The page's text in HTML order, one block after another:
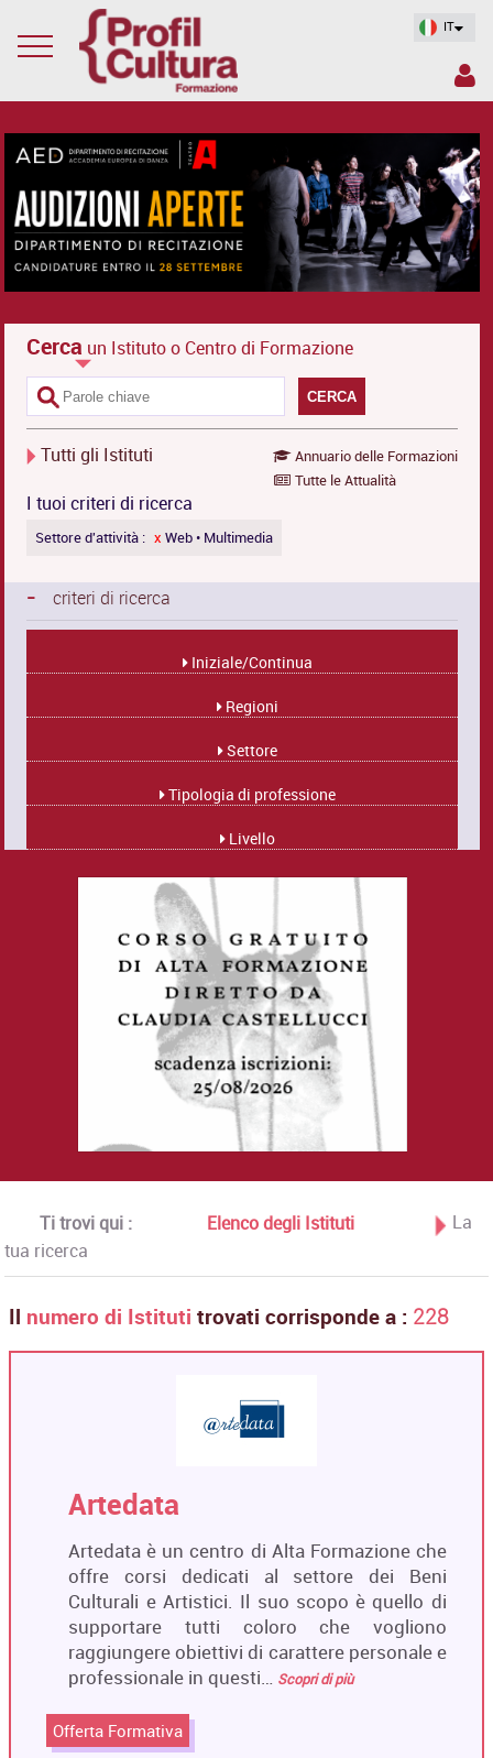
IT
Cerca un Istituto o Centro di Formazione
CERCA
Tutti gli Istituti
Annuario delle Formazioni
Tutte le Attualità
I tuoi criteri di ricerca
Settore d'attività : x Web • Multimedia
- criteri di ricerca
Iniziale/Continua
Regioni
Settore
Tipologia di professione
Livello
Ti trovi qui : Elenco degli Istituti
La
tua ricerca
Il numero di Istituti trovati corrisponde a : 228
Artedata
Artedata è un centro di Alta Formazione che
offre corsi dedicati al settore dei Beni
Culturali e Artistici. Il suo scopo è quello di
supportare tutti coloro che vogliono
raggiungere obiettivi di carattere personale e
professionale in questi… Scopri di più
Offerta Formativa